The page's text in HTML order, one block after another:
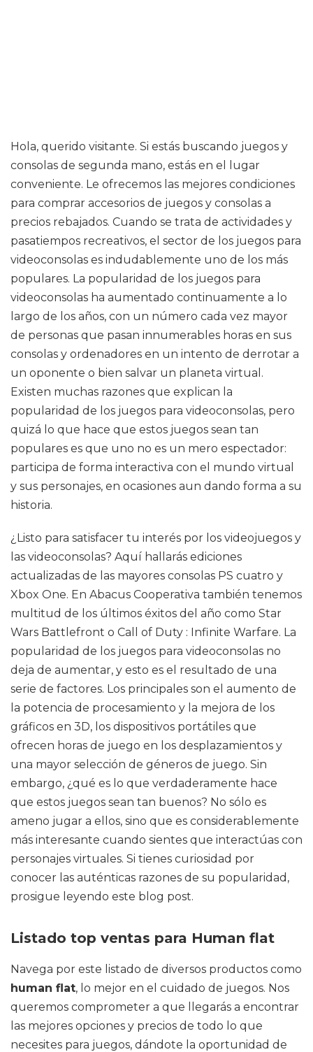
Hola, querido visitante. Si estás buscando juegos y
consolas de segunda mano, estás en el lugar
conveniente. Le ofrecemos las mejores condiciones
para comprar accesorios de juegos y consolas a
precios rebajados. Cuando se trata de actividades y
pasatiempos recreativos, el sector de los juegos para
videoconsolas es indudablemente uno de los más
populares. La popularidad de los juegos para
videoconsolas ha aumentado continuamente a lo
largo de los años, con un número cada vez mayor
de personas que pasan innumerables horas en sus
consolas y ordenadores en un intento de derrotar a
un oponente o bien salvar un planeta virtual.
Existen muchas razones que explican la
popularidad de los juegos para videoconsolas, pero
quizá lo que hace que estos juegos sean tan
populares es que uno no es un mero espectador:
participa de forma interactiva con el mundo virtual
y sus personajes, en ocasiones aun dando forma a su
historia.
¿Listo para satisfacer tu interés por los videojuegos y
las videoconsolas? Aquí hallarás ediciones
actualizadas de las mayores consolas PS cuatro y
Xbox One. En Abacus Cooperativa también tenemos
multitud de los últimos éxitos del año como Star
Wars Battlefront o Call of Duty : Infinite Warfare. La
popularidad de los juegos para videoconsolas no
deja de aumentar, y esto es el resultado de una
serie de factores. Los principales son el aumento de
la potencia de procesamiento y la mejora de los
gráficos en 3D, los dispositivos portátiles que
ofrecen horas de juego en los desplazamientos y
una mayor selección de géneros de juego. Sin
embargo, ¿qué es lo que verdaderamente hace
que estos juegos sean tan buenos? No sólo es
ameno jugar a ellos, sino que es considerablemente
más interesante cuando sientes que interactúas con
personajes virtuales. Si tienes curiosidad por
conocer las auténticas razones de su popularidad,
prosigue leyendo este blog post.
Listado top ventas para Human flat
Navega por este listado de diversos productos como
human flat, lo mejor en el cuidado de juegos. Nos
queremos comprometer a que llegarás a encontrar
las mejores opciones y precios de todo lo que
necesites para juegos, dándote la oportunidad de